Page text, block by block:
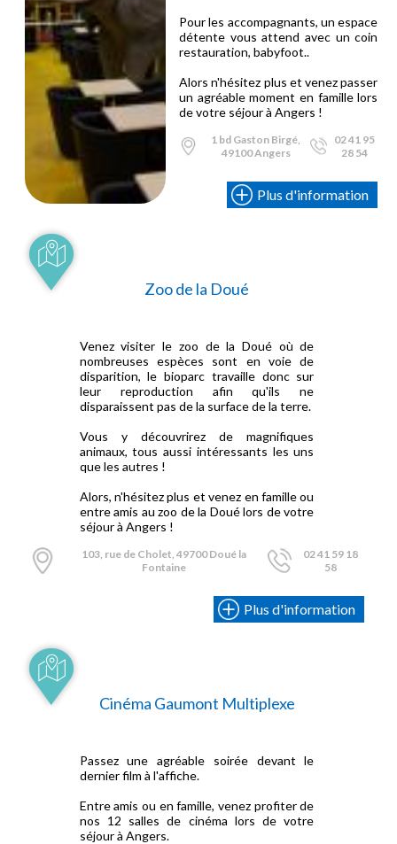
Pour les accompagnants, un espace
détente vous attend avec un coin
restauration, babyfoot..
Alors n'hésitez plus et venez passer
un agréable moment en famille lors
de votre séjour à Angers !
1 bd Gaston Birgé,
49100 Angers
02 41 95
28 54
Plus d'information
Zoo de la Doué
Venez visiter le zoo de la Doué où de
nombreuses espèces sont en voie de
disparition, le bioparc travaille donc sur
leur reproduction afin qu'ils ne
disparaissent pas de la surface de la terre.
Vous y découvrirez de magnifiques
animaux, tous aussi intéressants les uns
que les autres !
Alors, n'hésitez plus et venez en famille ou
entre amis au zoo de la Doué lors de votre
séjour à Angers !
103, rue de Cholet, 49700 Doué la
Fontaine
02 41 59 18
58
Plus d'information
Cinéma Gaumont Multiplexe
Passez une agréable soirée devant le
dernier film à l'affiche.
Entre amis ou en famille, venez profiter de
nos 12 salles de cinéma lors de votre
séjour à Angers.